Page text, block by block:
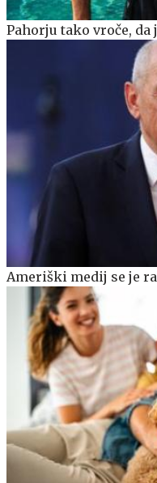
Pahorju tako vroče,
Ameriški medij se je